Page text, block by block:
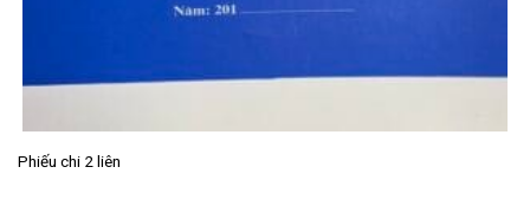
Phiếu chi 2 liên